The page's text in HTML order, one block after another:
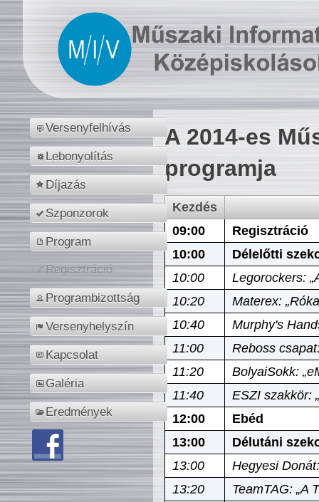
Versenyfelhívás
Lebonyolítás
Díjazás
Szponzorok
Program
Regisztráció
Programbizottság
Versenyhelyszín
Kapcsolat
Galéria
Eredmények
A 2014-es
programja
Kezdés
09:00
Regisztráció
10:00
Délelőtti
10:00
Legorockers:
10:20
Materex:
10:40
Murphy's
11:00
Reboss
11:20
BolyaiSokk:
11:40
ESZI szakkör:
12:00
Ebéd
13:00
Délutáni
13:00
Hegyesi
13:20
TeamTAG: „A